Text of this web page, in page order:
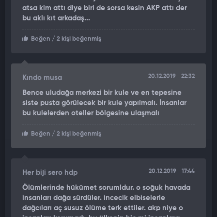
Sisli havada Uludağ'da kesinlikle faaliyet planlanmaması
gerektiğinin altını çizen Şentürk, "Böyle durumlarda Uludağ'ı
bilenler bile zorlanıyor. Yön duygusunu kaybediyorsunuz.
bu tür planlar yapılmalı. "Herkes dağcıyım"diye bu tür kötü
havalarda plan yapmamalı. Cenazelerin bulunduğu alan
girilmesi zor sert alan, helikopterin bile oradan naaşları tahliye
etmesinin zor olduğunu düşünüyorum. Biz ip inişleri yaparak,
şelale suların içinden geçerek girdik" diye konuştu.
Kayıp iki amatör dağcının kanyona düşerek indiklerini
düşünüyoruz" şeklinde konuştu.
Öte yandan Efe Sarp'ın cansız bedeni askeri helikopterle
Uludağ'dan alınarak İl Jandarma Komutanlığı'na getirildi.
atsa kim attı diye biri de sorsa kesin AKP attı der
bu aklı kıt arkadaş...
Beğen / 2 kişi beğenmiş
Kındo musa 20.12.2019 22:32
Bence uludağa merkezi bir kule ve en tepesine
siste pusta görülecek bir kule yapılmalı. İnsanlar
bu kulelerden oteller bölgesine ulaşmalı
Beğen / 2 kişi beğenmiş
Her biji sero hdp 20.12.2019 17:44
Ölümlerinde hükümet sorumldur. o soğuk havada
insanları dağa sürdüler. incecik elbiselerle
dağcıları aç susuz ölüme terk ettiler. akp niye o